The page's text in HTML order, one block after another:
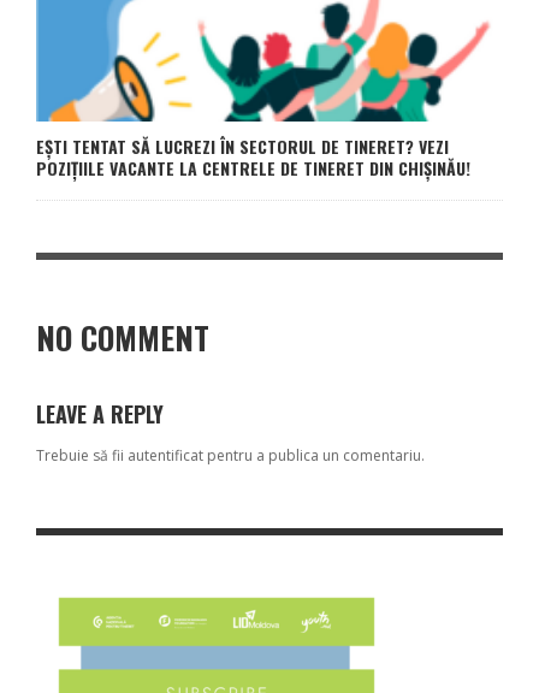
EȘTI TENTAT SĂ LUCREZI ÎN SECTORUL DE TINERET? VEZI
POZIȚIILE VACANTE LA CENTRELE DE TINERET DIN CHIȘINĂU!
NO COMMENT
LEAVE A REPLY
Trebuie să fii autentificat pentru a publica un comentariu.